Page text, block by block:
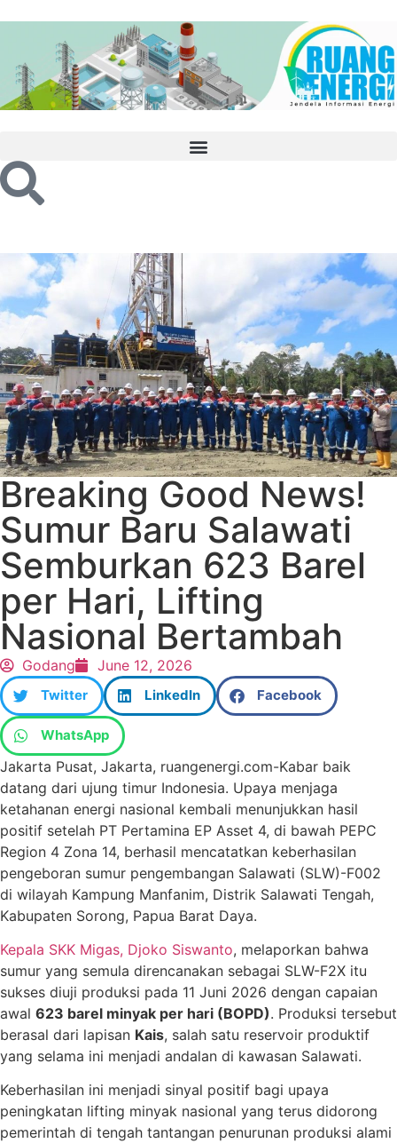
Breaking Good News!
Sumur Baru Salawati
Semburkan 623 Barel
per Hari, Lifting
Nasional Bertambah
Godang June 12, 2026
Twitter LinkedIn Facebook
WhatsApp
Jakarta Pusat, Jakarta, ruangenergi.com-Kabar baik
datang dari ujung timur Indonesia. Upaya menjaga
ketahanan energi nasional kembali menunjukkan hasil
positif setelah PT Pertamina EP Asset 4, di bawah PEPC
Region 4 Zona 14, berhasil mencatatkan keberhasilan
pengeboran sumur pengembangan Salawati (SLW)-F002
di wilayah Kampung Manfanim, Distrik Salawati Tengah,
Kabupaten Sorong, Papua Barat Daya.
Kepala SKK Migas, Djoko Siswanto, melaporkan bahwa
sumur yang semula direncanakan sebagai SLW-F2X itu
sukses diuji produksi pada 11 Juni 2026 dengan capaian
awal 623 barel minyak per hari (BOPD). Produksi tersebut
berasal dari lapisan Kais, salah satu reservoir produktif
yang selama ini menjadi andalan di kawasan Salawati.
Keberhasilan ini menjadi sinyal positif bagi upaya
peningkatan lifting minyak nasional yang terus didorong
pemerintah di tengah tantangan penurunan produksi alami